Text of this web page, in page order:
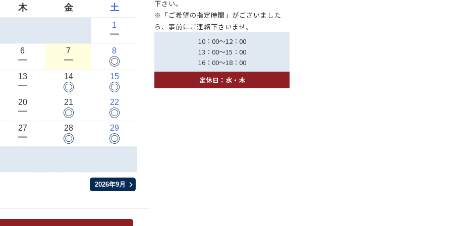
木 金 土
1
ー
6
ー
7
ー
8
◎
13
ー
14
◎
15
◎
20
ー
21
◎
22
◎
27
ー
28
◎
29
◎
2026年9月
下さい。
※「ご希望の指定時間」がございました
ら、事前にご連絡下さいませ。
10：00～12：00
13：00～15：00
16：00～18：00
定休日：水・木